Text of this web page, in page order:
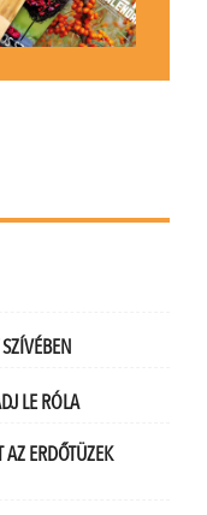
LE RÓLA
ERDŐTÜZEK